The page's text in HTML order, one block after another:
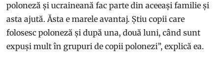
poloneză și ucraineană fac parte din aceeași familie și
asta ajută. Ăsta e marele avantaj. Știu copii care
folosesc poloneză și după una, două luni, când sunt
expuși mult în grupuri de copii polonezi”, explică ea.